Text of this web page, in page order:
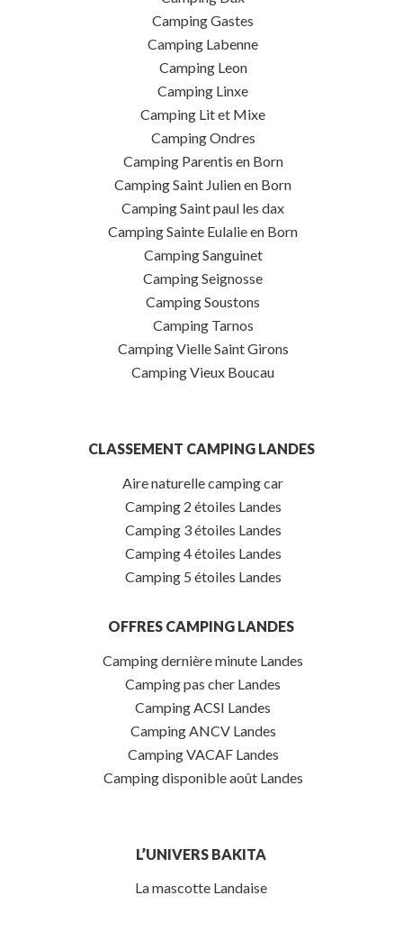
Camping Gastes
Camping Labenne
Camping Leon
Camping Linxe
Camping Lit et Mixe
Camping Ondres
Camping Parentis en Born
Camping Saint Julien en Born
Camping Saint paul les dax
Camping Sainte Eulalie en Born
Camping Sanguinet
Camping Seignosse
Camping Soustons
Camping Tarnos
Camping Vielle Saint Girons
Camping Vieux Boucau
CLASSEMENT CAMPING LANDES
Aire naturelle camping car
Camping 2 étoiles Landes
Camping 3 étoiles Landes
Camping 4 étoiles Landes
Camping 5 étoiles Landes
OFFRES CAMPING LANDES
Camping dernière minute Landes
Camping pas cher Landes
Camping ACSI Landes
Camping ANCV Landes
Camping VACAF Landes
Camping disponible août Landes
L’UNIVERS BAKITA
La mascotte Landaise